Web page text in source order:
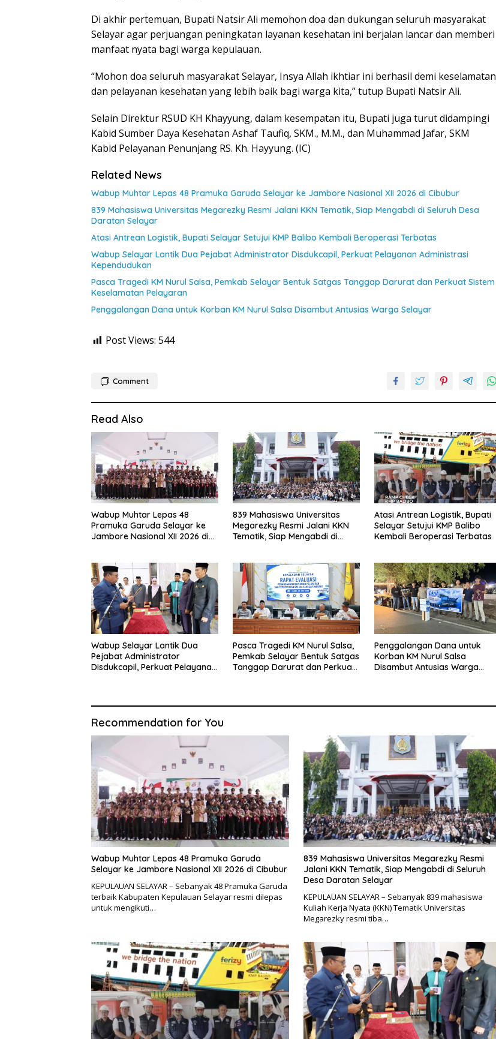
Di akhir pertemuan, Bupati Natsir Ali memohon doa dan dukungan seluruh masyarakat
Selayar agar perjuangan peningkatan layanan kesehatan ini berjalan lancar dan memberi
manfaat nyata bagi warga kepulauan.
“Mohon doa seluruh masyarakat Selayar, Insya Allah ikhtiar ini berhasil demi keselamatan
dan pelayanan kesehatan yang lebih baik bagi warga kita,” tutup Bupati Natsir Ali.
Selain Direktur RSUD KH Khayyung, dalam kesempatan itu, Bupati juga turut didampingi
Kabid Sumber Daya Kesehatan Ashaf Taufiq, SKM., M.M., dan Muhammad Jafar, SKM
Kabid Pelayanan Penunjang RS. Kh. Hayyung. (IC)
Related News
Wabup Muhtar Lepas 48 Pramuka Garuda Selayar ke Jambore Nasional XII 2026 di Cibubur
839 Mahasiswa Universitas Megarezky Resmi Jalani KKN Tematik, Siap Mengabdi di Seluruh Desa
Daratan Selayar
Atasi Antrean Logistik, Bupati Selayar Setujui KMP Balibo Kembali Beroperasi Terbatas
Wabup Selayar Lantik Dua Pejabat Administrator Disdukcapil, Perkuat Pelayanan Administrasi
Kependudukan
Pasca Tragedi KM Nurul Salsa, Pemkab Selayar Bentuk Satgas Tanggap Darurat dan Perkuat Sistem
Keselamatan Pelayaran
Penggalangan Dana untuk Korban KM Nurul Salsa Disambut Antusias Warga Selayar
Post Views: 544
Comment
Read Also
Wabup Muhtar Lepas 48
Pramuka Garuda Selayar ke
Jambore Nasional XII 2026 di
839 Mahasiswa Universitas
Megarezky Resmi Jalani KKN
Tematik, Siap Mengabdi di
Atasi Antrean Logistik, Bupati
Selayar Setujui KMP Balibo
Kembali Beroperasi Terbatas
Wabup Selayar Lantik Dua
Pejabat Administrator
Disdukcapil, Perkuat Pelayanan
Pasca Tragedi KM Nurul Salsa,
Pemkab Selayar Bentuk Satgas
Tanggap Darurat dan Perkuat
Penggalangan Dana untuk
Korban KM Nurul Salsa
Disambut Antusias Warga
Recommendation for You
Wabup Muhtar Lepas 48 Pramuka Garuda
Selayar ke Jambore Nasional XII 2026 di Cibubur
KEPULAUAN SELAYAR – Sebanyak 48 Pramuka Garuda
terbaik Kabupaten Kepulauan Selayar resmi dilepas
untuk mengikuti…
839 Mahasiswa Universitas Megarezky Resmi
Jalani KKN Tematik, Siap Mengabdi di Seluruh
Desa Daratan Selayar
KEPULAUAN SELAYAR – Sebanyak 839 mahasiswa
Kuliah Kerja Nyata (KKN) Tematik Universitas
Megarezky resmi tiba…